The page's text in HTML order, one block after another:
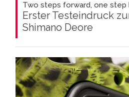
Two steps forward, one step
Erster Testeindruck
Shimano Deore